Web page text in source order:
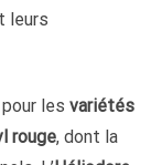
leurs
les variétés
rouge, dont la